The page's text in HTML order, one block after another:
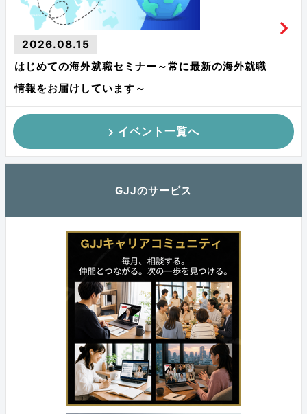
2026.08.15
はじめての海外就職セミナー～常に最新の海外就職
情報をお届けしています～
イベント一覧へ
GJJのサービス